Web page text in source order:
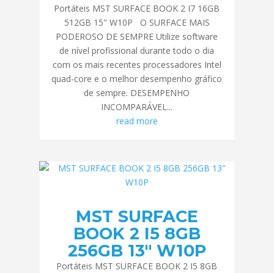
Portáteis MST SURFACE BOOK 2 I7 16GB
512GB 15" W10P O SURFACE MAIS
PODEROSO DE SEMPRE Utilize software
de nível profissional durante todo o dia
com os mais recentes processadores Intel
quad-core e o melhor desempenho gráfico
de sempre. DESEMPENHO
INCOMPARÁVEL...
read more
MST SURFACE
BOOK 2 I5 8GB
256GB 13″ W10P
Portáteis MST SURFACE BOOK 2 I5 8GB